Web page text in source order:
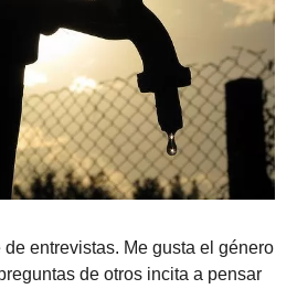
entrevistas. Me gusta el género
de otros incita a pensar